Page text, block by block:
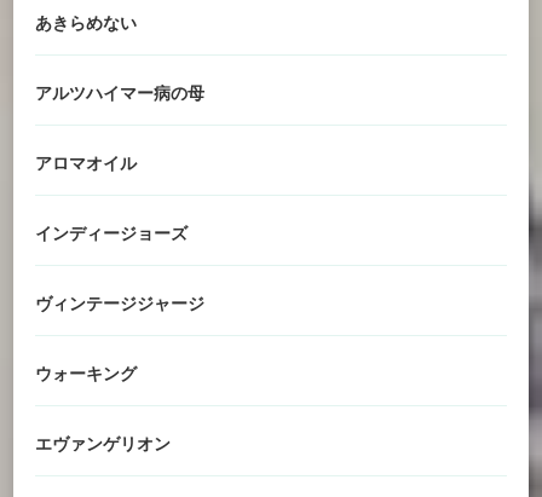
あきらめない
アルツハイマー病の母
アロマオイル
インディージョーズ
ヴィンテージジャージ
ウォーキング
エヴァンゲリオン